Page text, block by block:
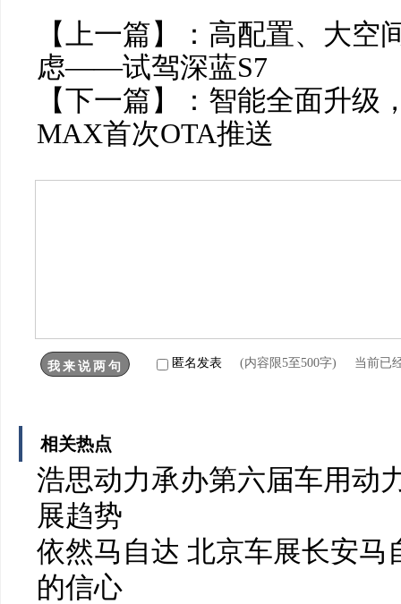
【上一篇】： 高配置、大空
虑——试驾深蓝S7
【下一篇】： 智能全面升级
MAX首次OTA推送
匿名发表 (内容限5至500字) 当前已
相关热点
浩思动力承办第六届车用动
展趋势
依然马自达 北京车展长安
的信心